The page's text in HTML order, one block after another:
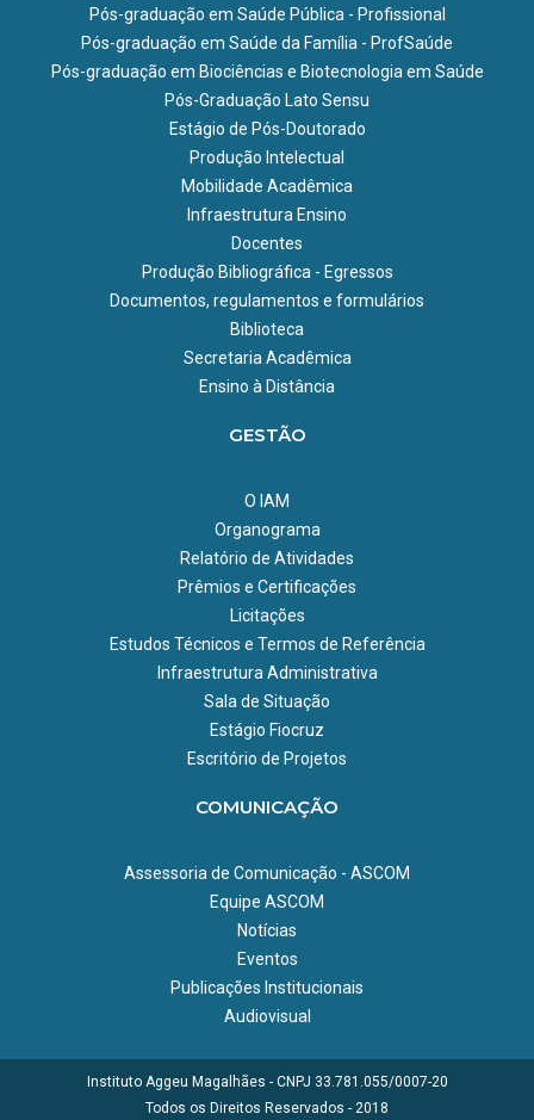
Pós-graduação em Saúde Pública - Profissional
Pós-graduação em Saúde da Família - ProfSaúde
Pós-graduação em Biociências e Biotecnologia em Saúde
Pós-Graduação Lato Sensu
Estágio de Pós-Doutorado
Produção Intelectual
Mobilidade Acadêmica
Infraestrutura Ensino
Docentes
Produção Bibliográfica - Egressos
Documentos, regulamentos e formulários
Biblioteca
Secretaria Acadêmica
Ensino à Distância
GESTÃO
O IAM
Organograma
Relatório de Atividades
Prêmios e Certificações
Licitações
Estudos Técnicos e Termos de Referência
Infraestrutura Administrativa
Sala de Situação
Estágio Fiocruz
Escritório de Projetos
COMUNICAÇÃO
Assessoria de Comunicação - ASCOM
Equipe ASCOM
Notícias
Eventos
Publicações Institucionais
Audiovisual
Instituto Aggeu Magalhães - CNPJ 33.781.055/0007-20
Todos os Direitos Reservados - 2018